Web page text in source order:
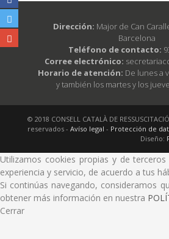
Dirección: Major de Can
Barcelona
Teléfono de contacto:
Corree electrónico:
Horario de atención: De lunes a
y también los martes y los
© 2018 CONSELL CATALÀ DE
reservados - Avíso legal - Protección de
Diseño:
Utilizamos cookies propias y de
experiencia y servicio, de acuerdo a tus
Si continúas navegando, consideramos
obtener más información en nuestra
Cerrar